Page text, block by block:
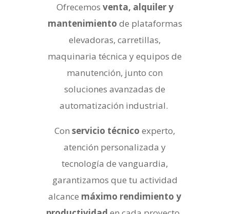
Ofrecemos venta, alquiler y
mantenimiento de plataformas
elevadoras, carretillas,
maquinaria técnica y equipos de
manutención, junto con
soluciones avanzadas de
automatización industrial.
Conservicio técnico experto,
atención personalizada y
tecnología de vanguardia,
garantizamos que tu actividad
alcance máximo rendimiento y